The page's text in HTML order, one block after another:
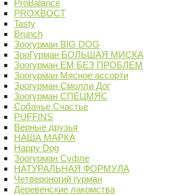
ProBalance
PROХВОСТ
Tasty
Brunch
Зоогурман BIG DOG
ЗооГурман БОЛЬШАЯ МИСКА
Зоогурман ЕМ БЕЗ ПРОБЛЕМ
Зоогурман Мясное ассорти
Зоогурман Смолли Дог
Зоогурман СПЕЦМЯС
Собачье Счастье
PUFFINS
Верные друзья
НАША МАРКА
Happy Dog
Зоогурман Суфле
НАТУРАЛЬНАЯ ФОРМУЛА
Четвероногий гурман
Деревенские лакомства